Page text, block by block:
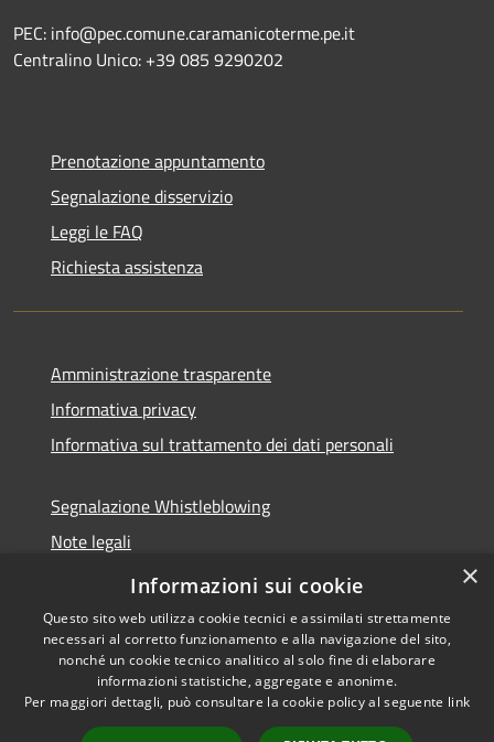
PEC: info@pec.comune.caramanicoterme.pe.it
Centralino Unico: +39 085 9290202
Prenotazione appuntamento
Segnalazione disservizio
Leggi le FAQ
Richiesta assistenza
Amministrazione trasparente
Informativa privacy
Informativa sul trattamento dei dati personali
Segnalazione Whistleblowing
Note legali
Dichiarazione di accessibilità
Accessibilità
Copyright © 2026 • Comune di
Caramanico Terme • Powered
×
Informazioni sui cookie
Questo sito web utilizza cookie tecnici e assimilati strettamente
necessari al corretto funzionamento e alla navigazione del sito,
nonché un cookie tecnico analitico al solo fine di elaborare
informazioni statistiche, aggregate e anonime.
Per maggiori dettagli, può consultare la cookie policy al seguente link